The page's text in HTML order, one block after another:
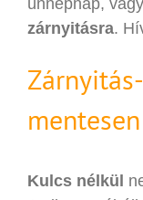
zárnyitásra.
mentesen
Kulcs nélkül